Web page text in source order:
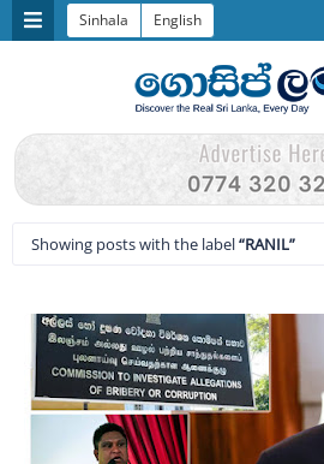
Sinhala English
Showing posts with the label RANIL